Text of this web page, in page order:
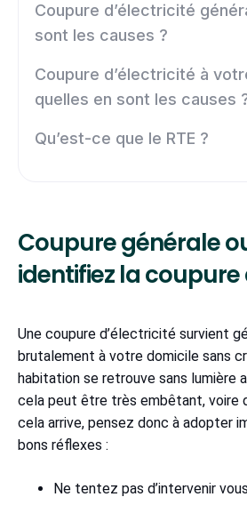
Coupure d’électricité
sont les causes ?
Coupure d’électricité à
quelles en sont les causes
Qu’est-ce que le RTE ?
Coupure générale
identifiez la
Une coupure d’électricité survient
brutalement à votre domicile sans
habitation se retrouve sans lumière
cela peut être très embêtant, voire
cela arrive, pensez donc à adopter
bons réflexes :
Ne tentez pas d’intervenir